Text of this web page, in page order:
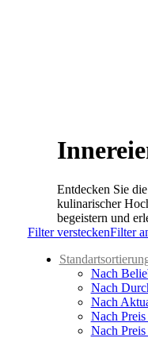
Entdecken Sie
kulinarischer
begeistern und
Filter versteckenFilter
Nach
Nach
Nach
Nach
Nach Preis